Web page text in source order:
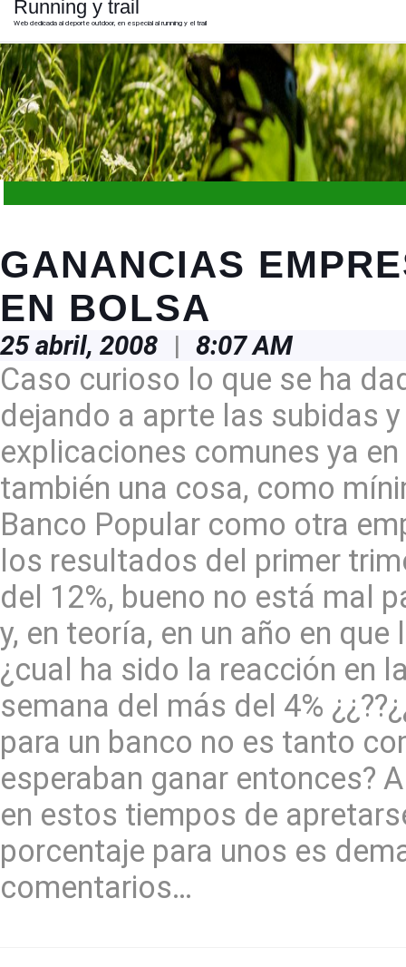
SkipRunning y trail
Web dedicada al deporte outdoor, en especial al running y el trail
GANANCIAS
EN BOLSA
25 abril, 200825
2008| 8:07 AM
Caso curioso lo que se ha
dejando a aprte las subidas
explicaciones comunes ya
también una cosa, como
Banco Popular como otra
los resultados del primer
del 12%, bueno no está mal
y, en teoría, en un año en
¿cual ha sido la reacción en
semana del más del 4%
para un banco no es tanto
esperaban ganar entonces?
en estos tiempos de
porcentaje para unos es
comentarios…